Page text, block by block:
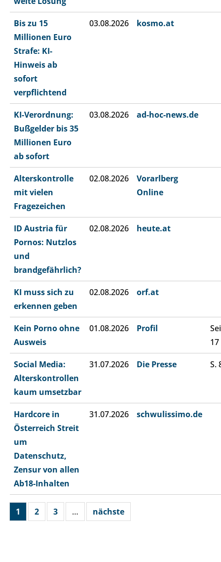
Bis zu 15
Millionen Euro
Strafe: KI-
Hinweis ab
sofort
verpflichtend
03.08.2026 kosmo.at
KI-Verordnung:
Bußgelder bis 35
Millionen Euro
ab sofort
03.08.2026 ad-hoc-news.de
Alterskontrolle
mit vielen
Fragezeichen
02.08.2026
Vorarlberg
Online
ID Austria für
Pornos: Nutzlos
und
brandgefährlich?
02.08.2026 heute.at
KI muss sich zu
erkennen geben
02.08.2026 orf.at
Kein Porno ohne
Ausweis
01.08.2026 Profil
17
Social Media:
Alterskontrollen
kaum umsetzbar
31.07.2026 Die Presse S.
Hardcore in
Österreich Streit
um
Datenschutz,
Zensur von allen
Ab18-Inhalten
31.07.2026 schwulissimo.de
1 2 3 … nächste